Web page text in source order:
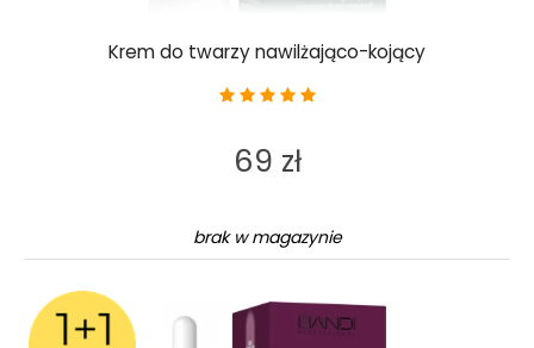
Krem do twarzy nawilżająco-kojący
brak w magazynie
69 zł